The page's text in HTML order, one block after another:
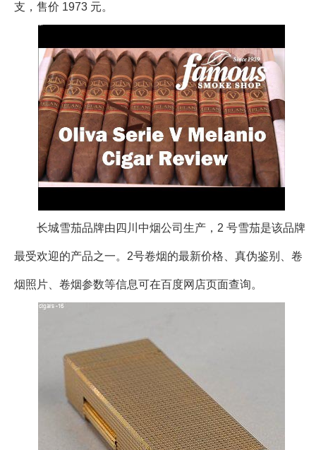
支，售价 1973 元。
长城雪茄品牌由四川中烟公司生产，2 号雪茄是该品牌
最受欢迎的产品之一。2号卷烟的最新价格、真伪鉴别、卷
烟照片、卷烟参数等信息可在百度网店页面查询。